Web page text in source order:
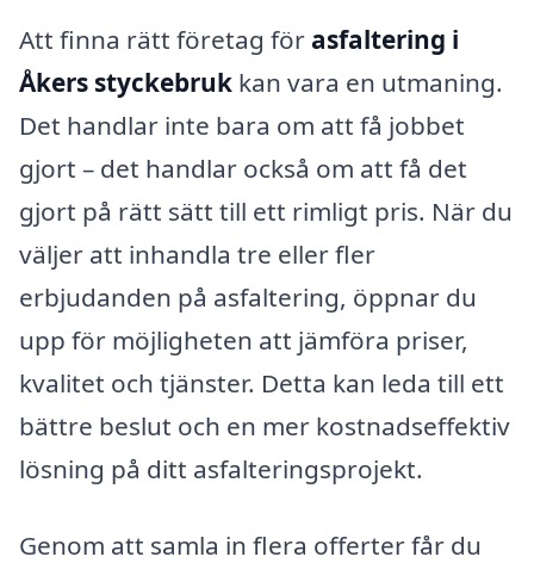
Att finna rätt företag för asfaltering i
Åkers styckebruk kan vara en utmaning.
Det handlar inte bara om att få jobbet
gjort – det handlar också om att få det
gjort på rätt sätt till ett rimligt pris. När du
väljer att inhandla tre eller fler
erbjudanden på asfaltering, öppnar du
upp för möjligheten att jämföra priser,
kvalitet och tjänster. Detta kan leda till ett
bättre beslut och en mer kostnadseffektiv
lösning på ditt asfalteringsprojekt.
Genom att samla in flera offerter får du